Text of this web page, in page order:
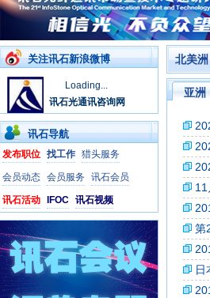
北美洲
亚洲
第
日
关注讯石新浪微博
Loading...
讯石光通讯咨询网
讯石导航
发布职位 找工作 猎头服务
会员动态 会员服务 讯石会员
讯石活动 IFOC 讯石视频